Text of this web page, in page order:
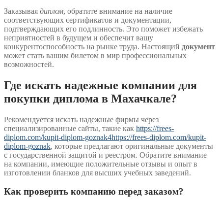
Заказывая диплом, обратите внимание на наличие
соответствующих сертификатов и документации,
подтверждающих его подлинность. Это поможет избежать
неприятностей в будущем и обеспечит вашу
конкурентоспособность на рынке труда. Настоящий документ
может стать вашим билетом в мир профессиональных
возможностей.
Где искать надежные компании для
покупки диплома в Махачкале?
Рекомендуется искать надежные фирмы через
специализированные сайты, такие как https://frees-
diplom.com/kupit-diplom-goznak4https://frees-diplom.com/kupit-
diplom-goznak, которые предлагают оригинальные документы
с государственной защитой и реестром. Обратите внимание
на компании, имеющие положительные отзывы и опыт в
изготовлении бланков для высших учебных заведений.
Как проверить компанию перед заказом?